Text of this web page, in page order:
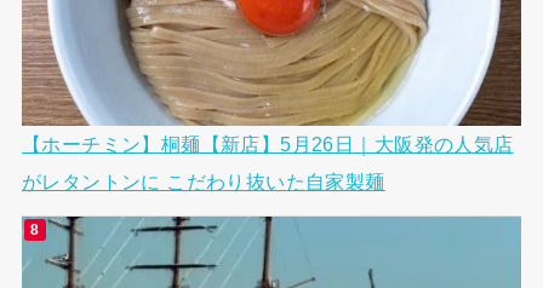
【ホーチミン】桐麺【新店】5月26日｜大阪発の人気店
がレタントンに こだわり抜いた自家製麺